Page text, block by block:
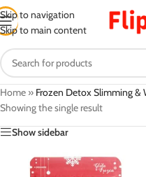
Skip to navigation
Skip to main content
Home » Frozen Detox Slimming &
Showing the single result
Show sidebar